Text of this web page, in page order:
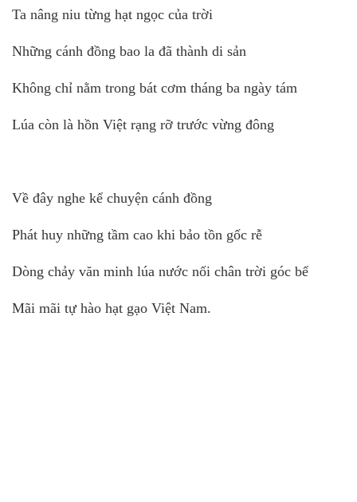
Ta nâng niu từng hạt ngọc của trời
Những cánh đồng bao la đã thành di sản
Không chỉ nằm trong bát cơm tháng ba ngày tám
Lúa còn là hồn Việt rạng rỡ trước vừng đông
Về đây nghe kể chuyện cánh đồng
Phát huy những tầm cao khi bảo tồn gốc rễ
Dòng chảy văn minh lúa nước nối chân trời góc bể
Mãi mãi tự hào hạt gạo Việt Nam.